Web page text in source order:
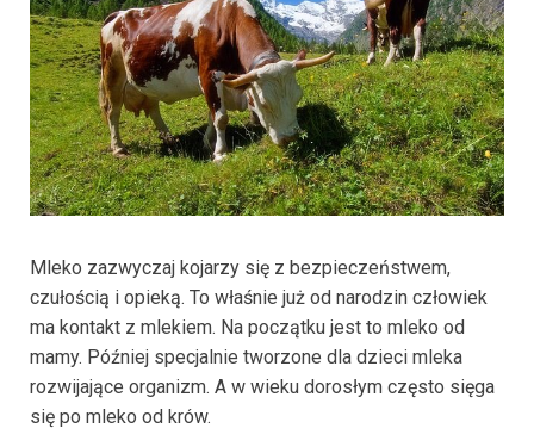
Mleko zazwyczaj kojarzy się z bezpieczeństwem,
czułością i opieką. To właśnie już od narodzin człowiek
ma kontakt z mlekiem. Na początku jest to mleko od
mamy. Później specjalnie tworzone dla dzieci mleka
rozwijające organizm. A w wieku dorosłym często sięga
się po mleko od krów.